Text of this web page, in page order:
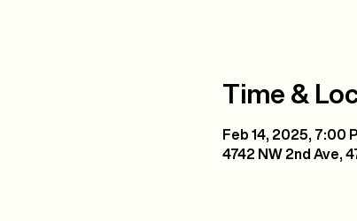
Time &
Feb 14, 2025, 7:00
4742 NW 2nd Ave,